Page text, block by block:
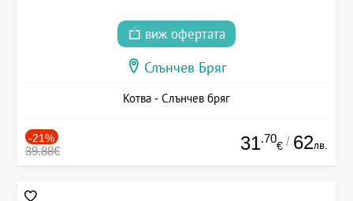
виж офертата
Слънчев Бряг
Котва - Слънчев бряг
-21%
39.88€ 31.70
€ / 62лв.